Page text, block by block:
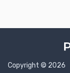
Copyright © 2026